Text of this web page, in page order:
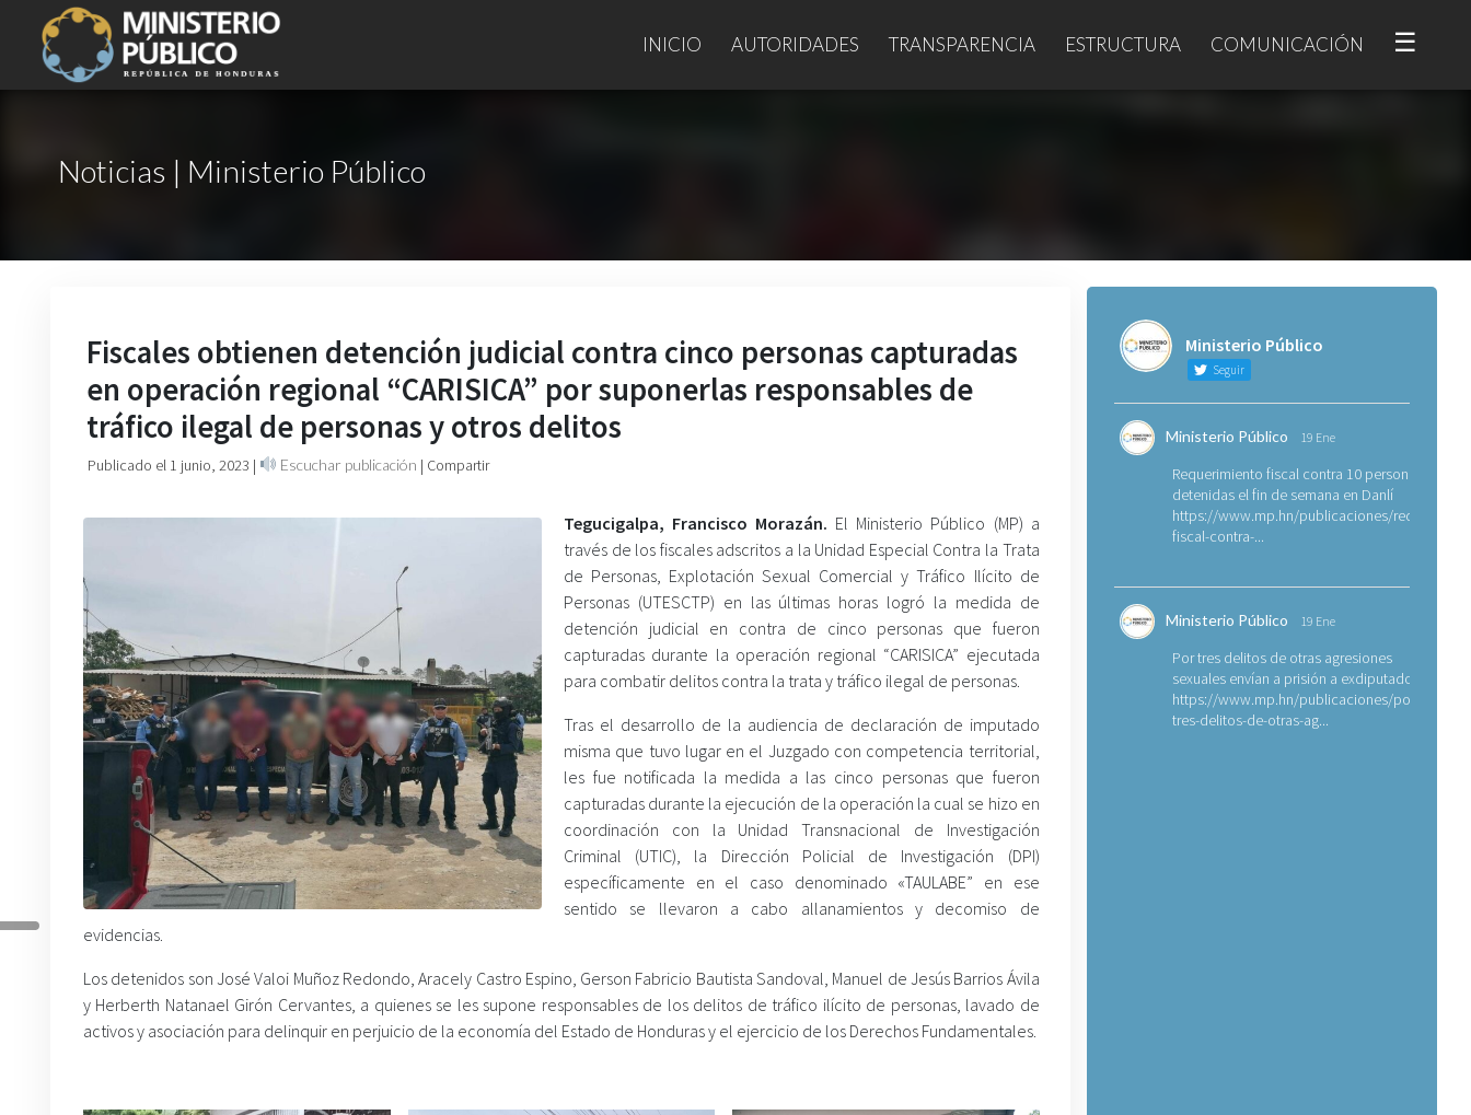
INICIO AUTORIDADES TRANSPARENCIA ESTRUCTURA COMUNICACIÓN ☰
Noticias | Ministerio Público
Fiscales obtienen detención judicial contra cinco personas capturadas
en operación regional “CARISICA” por suponerlas responsables de
tráfico ilegal de personas y otros delitos
Publicado el 1 junio, 2023 | Escuchar publicación | Compartir
Tegucigalpa, Francisco Morazán. El Ministerio Público (MP) a
través de los fiscales adscritos a la Unidad Especial Contra la Trata
de Personas, Explotación Sexual Comercial y Tráfico Ilícito de
Personas (UTESCTP) en las últimas horas logró la medida de
detención judicial en contra de cinco personas que fueron
capturadas durante la operación regional “CARISICA” ejecutada
para combatir delitos contra la trata y tráfico ilegal de personas.
Tras el desarrollo de la audiencia de declaración de imputado
misma que tuvo lugar en el Juzgado con competencia territorial,
les fue notificada la medida a las cinco personas que fueron
capturadas durante la ejecución de la operación la cual se hizo en
coordinación con la Unidad Transnacional de Investigación
Criminal (UTIC), la Dirección Policial de Investigación (DPI)
específicamente en el caso denominado «TAULABE” en ese
sentido se llevaron a cabo allanamientos y decomiso de
evidencias.
Los detenidos son José Valoi Muñoz Redondo, Aracely Castro Espino, Gerson Fabricio Bautista Sandoval, Manuel de Jesús Barrios Ávila
y Herberth Natanael Girón Cervantes, a quienes se les supone responsables de los delitos de tráfico ilícito de personas, lavado de
activos y asociación para delinquir en perjuicio de la economía del Estado de Honduras y el ejercicio de los Derechos Fundamentales.
Ministerio Público
Seguir
Ministerio Público 19 Ene
Requerimiento fiscal contra 10 personas
detenidas el fin de semana en Danlí
https://www.mp.hn/publicaciones/
fiscal-contra-...
Ministerio Público 19 Ene
Por tres delitos de otras agresiones
sexuales envían a prisión a exdiputado
https://www.mp.hn/publicaciones/por-
tres-delitos-de-otras-ag...